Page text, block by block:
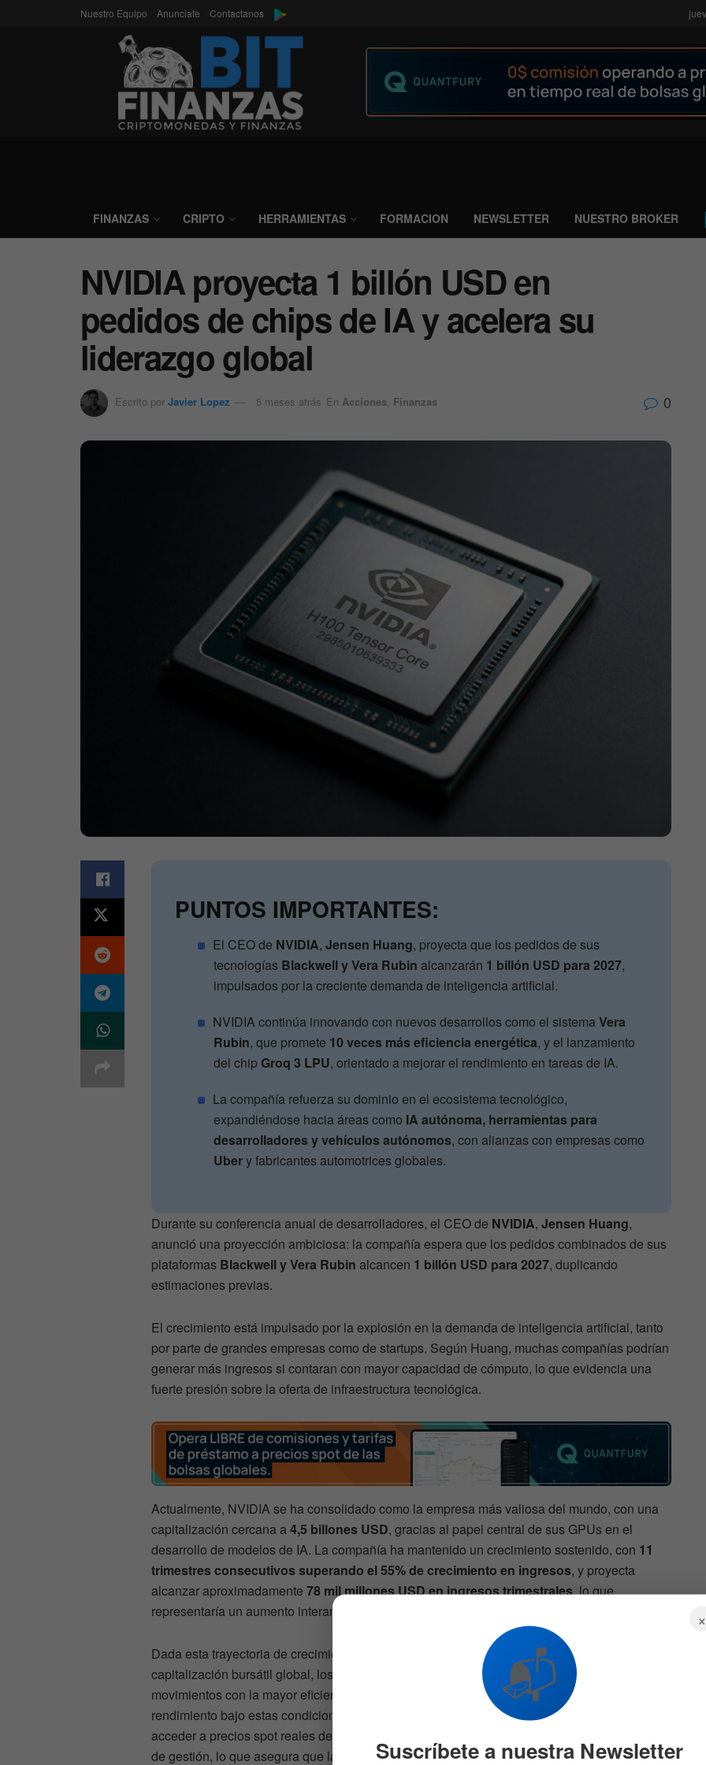
Nuestro Equipo Anunciate Contactanos
FINANZAS CRIPTO HERRAMIENTAS FORMACION NEWSLETTER NUESTRO BROKER
NVIDIA proyecta 1 billón USD en
pedidos de chips de IA y acelera su
liderazgo global
Escrito por Javier Lopez 5 meses atrás En Acciones Finanzas 0
PUNTOS IMPORTANTES:
El CEO de NVIDIA,Jensen Huang, proyecta que los pedidos de sus
tecnologías Blackwell y Vera Rubin alcanzarán 1 billón USD para 2027,
impulsados por la creciente demanda de inteligencia artificial.
NVIDIA continúa innovando con nuevos desarrollos como el sistemaVera
Rubin, que promete 10 veces más eficiencia energética, y el lanzamiento
del chipGroq 3 LPU, orientado a mejorar el rendimiento en tareas de IA.
La compañía refuerza su dominio en el ecosistema tecnológico,
expandiéndose hacia áreas como IA autónoma, herramientas para
desarrolladores y vehículos autónomos, con alianzas con empresas como
Ubery fabricantes automotrices globales.
Durante su conferencia anual de desarrolladores, el CEO de NVIDIA, Jensen Huang,
anunció una proyección ambiciosa: la compañía espera que los pedidos combinados de sus
plataformas Blackwell y Vera Rubin alcancen 1 billón USD para 2027, duplicando
estimaciones previas.
El crecimiento está impulsado por la explosión en la demanda de inteligencia artificial, tanto
por parte de grandes empresas como de startups. Según Huang, muchas compañías podrían
generar más ingresos si contaran con mayor capacidad de cómputo, lo que evidencia una
fuerte presión sobre la oferta de infraestructura tecnológica.
Actualmente, NVIDIA se ha consolidado como la empresa más valiosa del mundo, con una
capitalización cercana a4,5 billones USD, gracias al papel central de sus GPUs en el
desarrollo de modelos de IA. La compañía ha mantenido un crecimiento sostenido, con 11
trimestres consecutivos superando el 55% de crecimiento en ingresos, y proyecta
alcanzar aproximadamente 78 mil millones USD en ingresos trimestrales, lo que
representaría un aumento interanual cercano al
Dada esta trayectoria de crecimiento exponencial y el papel dominante de NVIDIA en la
capitalización bursátil global, los inversores buscan formas de participar en estos
movimientos con la mayor eficiencia posible. Para operar con acciones tecnológicas de alto
rendimiento bajo estas condiciones de mercado, plataformas como
Quantfury
acceder a precios spot reales de los exchanges matrices sin comisiones de trading ni tarifas
de gestión, lo que asegura que la rentabilidad de las posiciones no se vea mermada por los
×
📬
Suscríbete a nuestra Newsletter